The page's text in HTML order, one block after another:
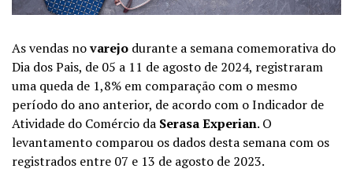
As vendas novarejo durante a semana comemorativa do
Dia dos Pais, de 05 a 11 de agosto de 2024, registraram
uma queda de 1,8% em comparação com o mesmo
período do ano anterior, de acordo com o Indicador de
Atividade do Comércio da Serasa Experian. O
levantamento comparou os dados desta semana com os
registrados entre 07 e 13 de agosto de 2023.